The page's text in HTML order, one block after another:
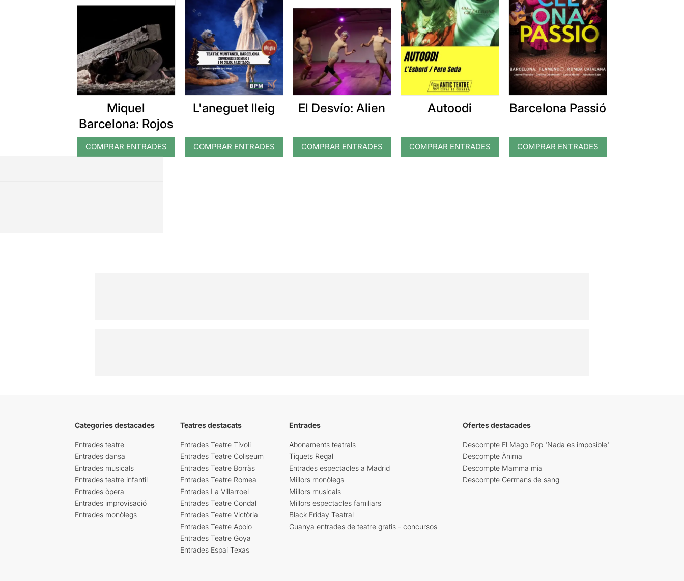
Miquel
Barcelona: Rojos
COMPRAR ENTRADES
L'aneguet lleig
COMPRAR ENTRADES
El Desvío: Alien
COMPRAR ENTRADES
Autoodi
COMPRAR ENTRADES
Barcelona Passió
COMPRAR ENTRADES
Categories destacades
Entrades teatre
Entrades dansa
Entrades musicals
Entrades teatre infantil
Entrades òpera
Entrades improvisació
Entrades monòlegs
Teatres destacats
Entrades Teatre Tívoli
Entrades Teatre Coliseum
Entrades Teatre Borràs
Entrades Teatre Romea
Entrades La Villarroel
Entrades Teatre Condal
Entrades Teatre Victòria
Entrades Teatre Apolo
Entrades Teatre Goya
Entrades Espai Texas
Entrades
Abonaments teatrals
Tiquets Regal
Entrades espectacles a Madrid
Millors monòlegs
Millors musicals
Millors espectacles familiars
Black Friday Teatral
Guanya entrades de teatre gratis - concursos
Ofertes destacades
Descompte El Mago Pop 'Nada es imposible'
Descompte Ànima
Descompte Mamma mia
Descompte Germans de sang